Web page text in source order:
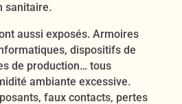
sanitaire.
aussi exposés. Armoires
dispositifs de
de production… tous
ambiante excessive.
faux contacts, pertes